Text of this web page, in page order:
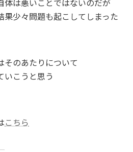
体は悪いことではないのだが
果少々問題も起こしてしまった
そのあたりについて
いこうと思う
こちら